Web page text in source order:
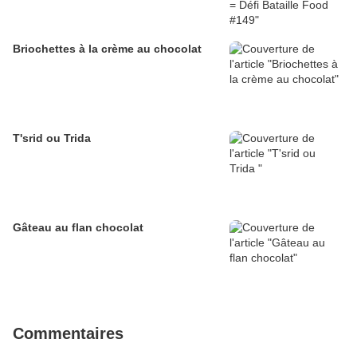
Briochettes à la crème au chocolat
T'srid ou Trida
Gâteau au flan chocolat
Commentaires